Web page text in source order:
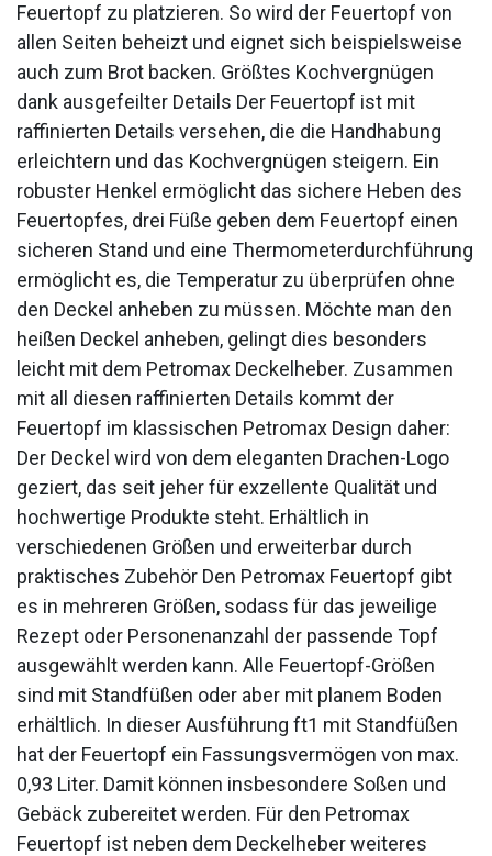
Feuertopf zu platzieren. So wird der Feuertopf von
allen Seiten beheizt und eignet sich beispielsweise
auch zum Brot backen. Größtes Kochvergnügen
dank ausgefeilter Details Der Feuertopf ist mit
raffinierten Details versehen, die die Handhabung
erleichtern und das Kochvergnügen steigern. Ein
robuster Henkel ermöglicht das sichere Heben des
Feuertopfes, drei Füße geben dem Feuertopf einen
sicheren Stand und eine Thermometerdurchführung
ermöglicht es, die Temperatur zu überprüfen ohne
den Deckel anheben zu müssen. Möchte man den
heißen Deckel anheben, gelingt dies besonders
leicht mit dem Petromax Deckelheber. Zusammen
mit all diesen raffinierten Details kommt der
Feuertopf im klassischen Petromax Design daher:
Der Deckel wird von dem eleganten Drachen-Logo
geziert, das seit jeher für exzellente Qualität und
hochwertige Produkte steht. Erhältlich in
verschiedenen Größen und erweiterbar durch
praktisches Zubehör Den Petromax Feuertopf gibt
es in mehreren Größen, sodass für das jeweilige
Rezept oder Personenanzahl der passende Topf
ausgewählt werden kann. Alle Feuertopf-Größen
sind mit Standfüßen oder aber mit planem Boden
erhältlich. In dieser Ausführung ft1 mit Standfüßen
hat der Feuertopf ein Fassungsvermögen von max.
0,93 Liter. Damit können insbesondere Soßen und
Gebäck zubereitet werden. Für den Petromax
Feuertopf ist neben dem Deckelheber weiteres